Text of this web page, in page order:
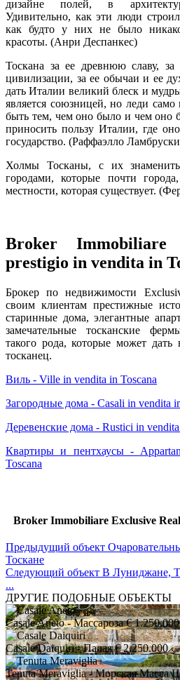
дизайне полей, в
Удивительно, как эти люди
как будто у них не было
красоты. (Анри Деспанкес)
Тоскана за ее древнюю славу,
цивилизации, за ее обычаи и ее
дать Италии великий блеск и
является союзницей, но леди
быть тем, чем оно было и чем оно
приносить пользу Италии, где
государство. (Раффаэлло
Холмы Тосканы, с их
городами, которые почти
местности, которая существует.
Broker
prestigio in vendita in
Брокер по недвижимости
своим клиентам престижные
старинные дома, элегантные
замечательные тосканские
такого рода, которые может дать
тосканец.
Виль - Ville in vendita in Toscana
Загородные дома - Casali in vendita
Деревенские дома - Rustici in
Квартиры и пентхаусы -
Toscana
Broker Immobiliare Exclusive
Предыдущий объект
Тоскане
Следующий объект В Луниджане,
...
ДРУГИЕ ПОДОБНЫЕ ОБЪЕКТЫ
Casale Aneto- Массароза € 1.250.000
Casale Daiquiri- Палая € 2.250.000
Tenuta Meraviglia- Морская Масса